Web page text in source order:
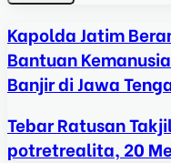
Kapolda Jatim
Bantuan
Banjir di Jawa
Tebar Ratusan
potretrealita, 20